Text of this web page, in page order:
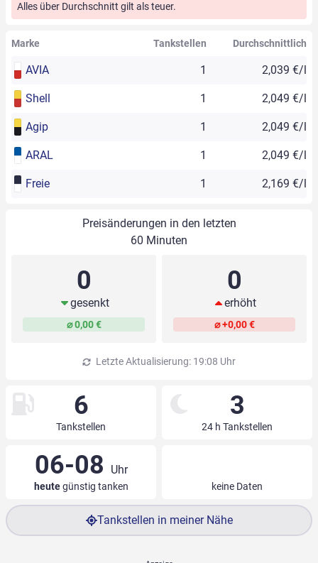
Alles über Durchschnitt gilt als teuer.
Marke Tankstellen Durchschnittlich
AVIA 1 2,039 €/l
Shell 1 2,049 €/l
Agip 1 2,049 €/l
ARAL 1 2,049 €/l
Freie 1 2,169 €/l
Preisänderungen in den letzten
60 Minuten
0
gesenkt
⌀ 0,00 €
0
erhöht
⌀ +0,00 €
Letzte Aktualisierung: 19:08 Uhr
6
Tankstellen
3
24 h Tankstellen
06-08 Uhr
heutegünstig tanken keine Daten
Tankstellen in meiner Nähe